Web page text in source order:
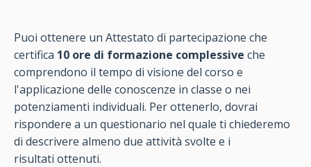
Puoi ottenere un Attestato di partecipazione che
certifica 10 ore di formazione complessive che
comprendono il tempo di visione del corso e
l'applicazione delle conoscenze in classe o nei
potenziamenti individuali. Per ottenerlo, dovrai
rispondere a un questionario nel quale ti chiederemo
di descrivere almeno due attività svolte e i
risultati ottenuti.